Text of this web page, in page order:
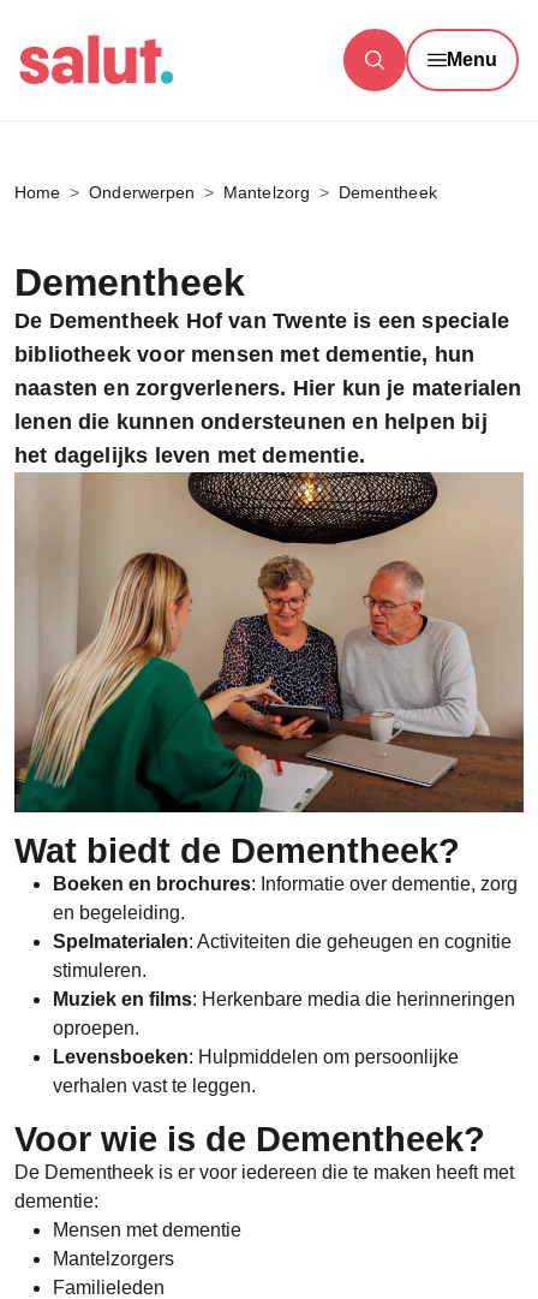
Menu
Home Onderwerpen Mantelzorg Dementheek
Dementheek
De Dementheek Hof van Twente is een speciale
bibliotheek voor mensen met dementie, hun
naasten en zorgverleners. Hier kun je materialen
lenen die kunnen ondersteunen en helpen bij
het dagelijks leven met dementie.
Wat biedt de Dementheek?
Boeken en brochures: Informatie over dementie, zorg
en begeleiding.
Spelmaterialen: Activiteiten die geheugen en cognitie
stimuleren.
Muziek en films: Herkenbare media die herinneringen
oproepen.
Levensboeken: Hulpmiddelen om persoonlijke
verhalen vast te leggen.
Voor wie is de Dementheek?
De Dementheek is er voor iedereen die te maken heeft met
dementie:
Mensen met dementie
Mantelzorgers
Familieleden